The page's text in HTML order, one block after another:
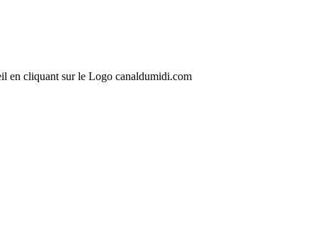
en cliquant sur le Logo canaldumidi.com